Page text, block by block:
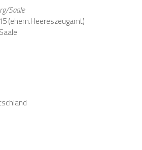
Saale
(ehem.Heereszeugamt)